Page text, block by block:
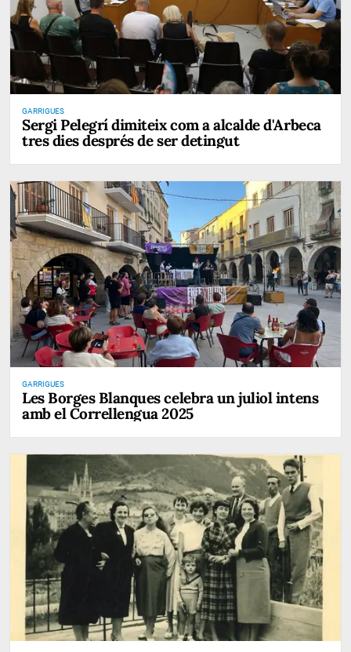
GARRIGUES
Sergi Pelegrí dimiteix com a alcalde d'Arbeca
tres dies després de ser detingut
GARRIGUES
Les Borges Blanques celebra un juliol intens
amb el Correllengua 2025